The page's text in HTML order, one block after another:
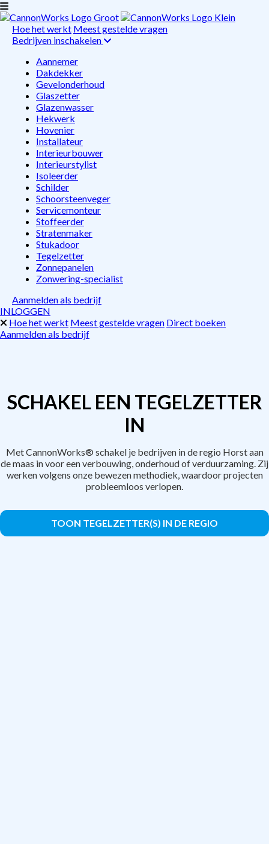
Hoe het werkt Meest gestelde vragen
Bedrijven inschakelen
Aannemer
Dakdekker
Gevelonderhoud
Glaszetter
Glazenwasser
Hekwerk
Hovenier
Installateur
Interieurbouwer
Interieurstylist
Isoleerder
Schilder
Schoorsteenveger
Servicemonteur
Stoffeerder
Stratenmaker
Stukadoor
Tegelzetter
Zonnepanelen
Zonwering-specialist
Aanmelden als bedrijf
INLOGGEN
Hoe het werkt Meest gestelde vragen Direct boeken
Aanmelden als bedrijf
SCHAKEL EEN TEGELZETTER
IN
Met CannonWorks® schakel je bedrijven in de regio Horst aan
de maas in voor een verbouwing, onderhoud of verduurzaming. Zij
werken volgens onze bewezen methodiek, waardoor projecten
probleemloos verlopen.
TOON TEGELZETTER(S) IN DE REGIO